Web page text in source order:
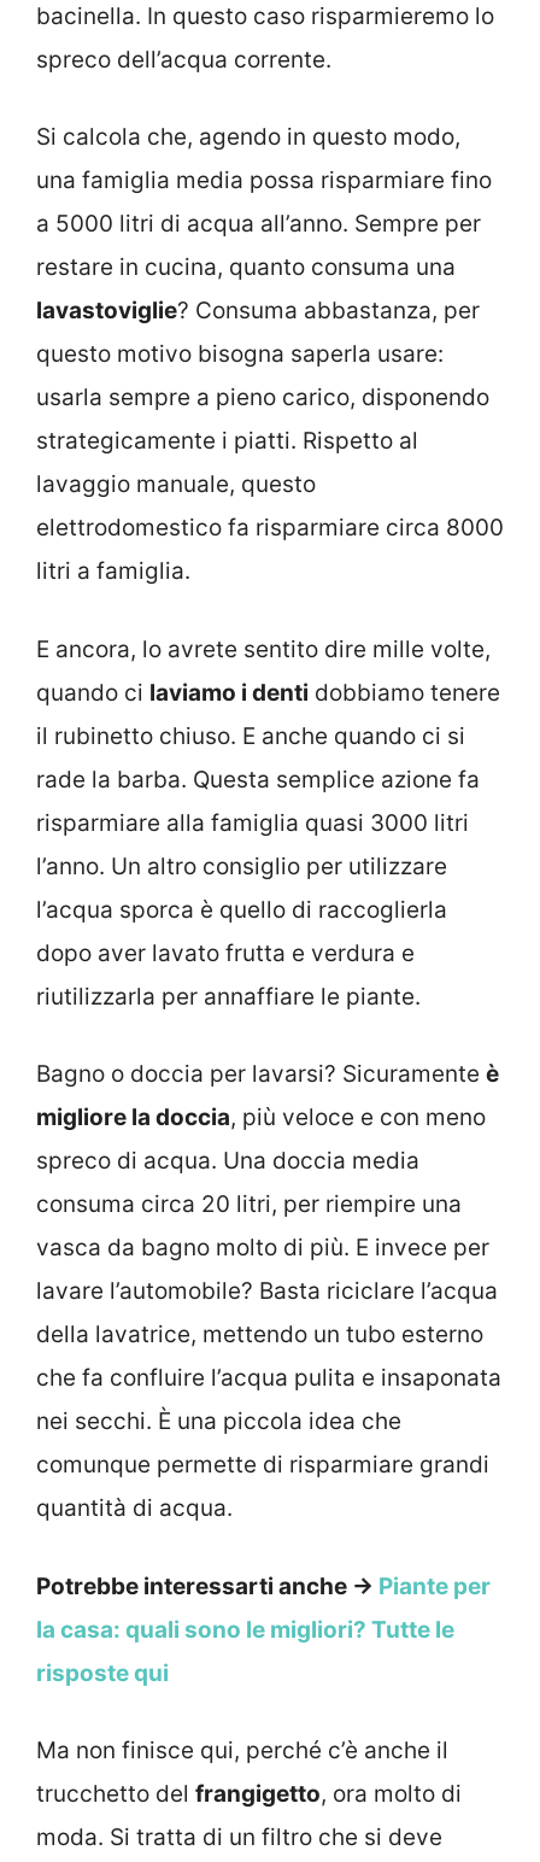
bacinella. In questo caso risparmieremo lo
spreco dell’acqua corrente.
Si calcola che, agendo in questo modo,
una famiglia media possa risparmiare fino
a 5000 litri di acqua all’anno. Sempre per
restare in cucina, quanto consuma una
lavastoviglie? Consuma abbastanza, per
questo motivo bisogna saperla usare:
usarla sempre a pieno carico, disponendo
strategicamente i piatti. Rispetto al
lavaggio manuale, questo
elettrodomestico fa risparmiare circa 8000
litri a famiglia.
E ancora, lo avrete sentito dire mille volte,
quando ci laviamo i denti dobbiamo tenere
il rubinetto chiuso. E anche quando ci si
rade la barba. Questa semplice azione fa
risparmiare alla famiglia quasi 3000 litri
l’anno. Un altro consiglio per utilizzare
l’acqua sporca è quello di raccoglierla
dopo aver lavato frutta e verdura e
riutilizzarla per annaffiare le piante.
Bagno o doccia per lavarsi? Sicuramente è
migliore la doccia, più veloce e con meno
spreco di acqua. Una doccia media
consuma circa 20 litri, per riempire una
vasca da bagno molto di più. E invece per
lavare l’automobile? Basta riciclare l’acqua
della lavatrice, mettendo un tubo esterno
che fa confluire l’acqua pulita e insaponata
nei secchi. È una piccola idea che
comunque permette di risparmiare grandi
quantità di acqua.
Potrebbe interessarti anche → Piante per
la casa: quali sono le migliori? Tutte le
risposte qui
Ma non finisce qui, perché c’è anche il
trucchetto del frangigetto, ora molto di
moda. Si tratta di un filtro che si deve